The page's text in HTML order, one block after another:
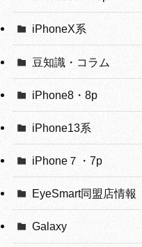
iPhoneX系
豆知識・コラム
iPhone8・8p
iPhone13系
iPhone７・7p
EyeSmart同盟店情報
Galaxy